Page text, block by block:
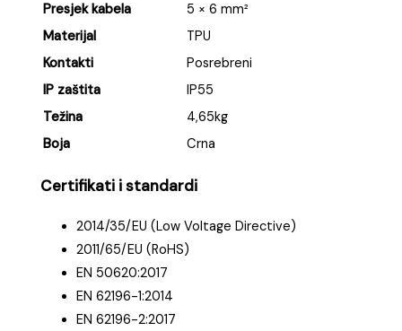
Presjek kabela
5 × 6 mm²
Materijal
TPU
Kontakti
Posrebreni
IP zaštita
IP55
Težina
4,65kg
Boja
Crna
Certifikati i standardi
2014/35/EU (Low Voltage Directive)
2011/65/EU (RoHS)
EN 50620:2017
EN 62196-1:2014
EN 62196-2:2017